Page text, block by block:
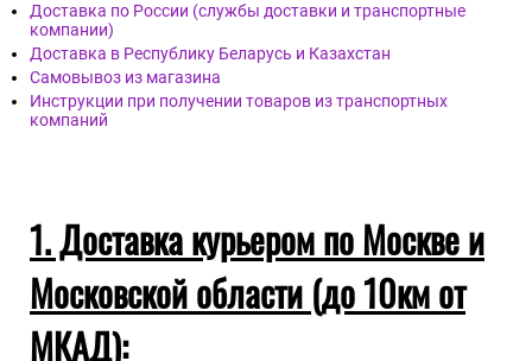
Доставка по России (службы доставки и транспортные
компании)
Доставка в Республику Беларусь и Казахстан
Самовывоз из магазина
Инструкции при получении товаров из транспортных
компаний
1. Доставка курьером по Москве и
Московской области (до 10км от
МКАД):